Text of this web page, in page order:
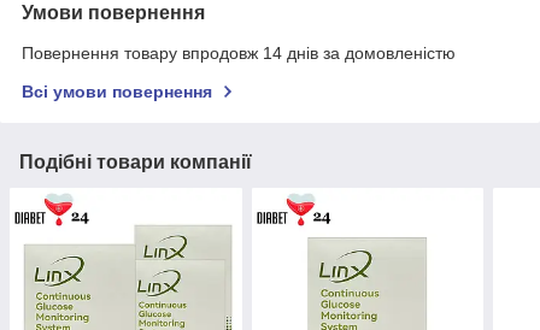
Умови повернення
Повернення товару впродовж 14 днів за домовленістю
Всі умови повернення
Подібні товари компанії